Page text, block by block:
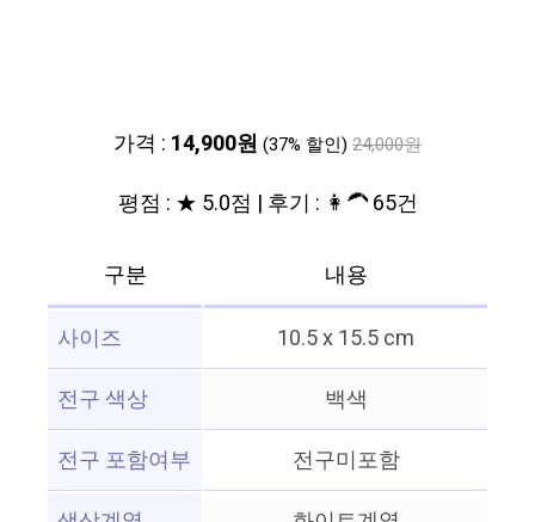
가격 : 14,900원 (37% 할인) 24,000원
평점 : ★ 5.0점 | 후기 : 👩‍🦱 65건
구분
내용
사이즈
10.5 x 15.5 cm
전구 색상
백색
전구 포함여부
전구미포함